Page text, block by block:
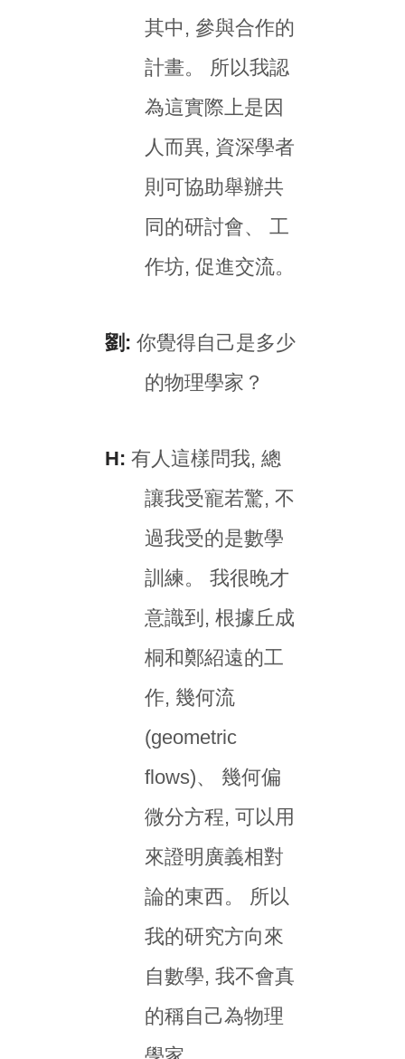
其中, 參與合作的
計畫。 所以我認
為這實際上是因
人而異, 資深學者
則可協助舉辦共
同的研討會、 工
作坊, 促進交流。
劉: 你覺得自己是多少
的物理學家？
H: 有人這樣問我, 總
讓我受寵若驚, 不
過我受的是數學
訓練。 我很晚才
意識到, 根據丘成
桐和鄭紹遠的工
作, 幾何流
(geometric
flows)、 幾何偏
微分方程, 可以用
來證明廣義相對
論的東西。 所以
我的研究方向來
自數學, 我不會真
的稱自己為物理